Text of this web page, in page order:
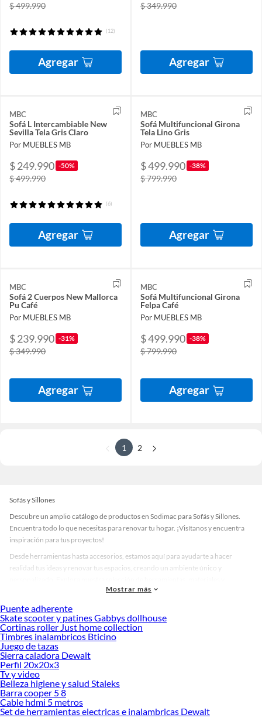
$ 499.990
(12)
Agregar
$ 349.990
Agregar
MBC
Sofá L Intercambiable New
Sevilla Tela Gris Claro
Por MUEBLES MB
$ 249.990 -50%
$ 499.990
(6)
Agregar
MBC
Sofá Multifuncional Girona
Tela Lino Gris
Por MUEBLES MB
$ 499.990 -38%
$ 799.990
Agregar
MBC
Sofá 2 Cuerpos New Mallorca
Pu Café
Por MUEBLES MB
$ 239.990 -31%
$ 349.990
Agregar
MBC
Sofá Multifuncional Girona
Felpa Café
Por MUEBLES MB
$ 499.990 -38%
$ 799.990
Agregar
1 2
Sofás y Sillones
Descubre un amplio catálogo de productos en Sodimac para Sofás y Sillones.
Encuentra todo lo que necesitas para renovar tu hogar. ¡Visítanos y encuentra
inspiración para tus proyectos!
Desde herramientas hasta accesorios, estamos aquí para ayudarte a hacer
realidad tus ideas y renovar tus espacios, creando un ambiente único y
accesorios de calidad que te ayudarán a crear un espacio más tú.
Desde remodelaciones hasta proyectos de decoración, estamos aquí para hacer
tus ideas realidad. ¡Visítanos y encuentra todo lo que tenemos para ofrecerte en
Sofás y Sillones!
Explora la variedad de productos de Sofás y Sillones en Sodimac
Herramientas, materiales y accesorios de calidad para tus proyectos y
renovación de espacios. ¡Visítanos y descubre todo lo que tenemos para
ofrecerte!
Encuentra una amplia variedad de productos de Sofás y Sillones en Sodimac.
Encuentra todo lo necesario para tus proyectos de renovación y decoración.
Mostrar más
Puente adherente
Skate scooter y patines Gabbys dollhouse
Cortinas roller Just home collection
Timbres inalambricos Bticino
Juego de tazas
Sierra caladora Dewalt
Perfil 20x20x3
Tv y video
Belleza higiene y salud Staleks
Barra cooper 5 8
Cable hdmi 5 metros
Set de herramientas electricas e inalambricas Dewalt